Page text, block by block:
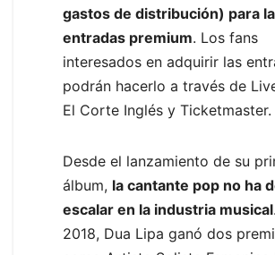
gastos de distribución) para
entradas premium. Los fans
interesados en adquirir las
podrán hacerlo a través de
El Corte Inglés y Ticketmaster.
Desde el lanzamiento de su
álbum, la cantante pop no ha
escalar en la industria musical
2018, Dua Lipa ganó dos